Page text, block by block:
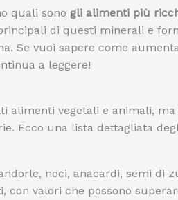
quali sono gli alimenti più
di questi minerali e
Se vuoi sapere come
a leggere!
alimenti vegetali e animali,
Ecco una lista dettagliata
noci, anacardi, semi di
con valori che possono